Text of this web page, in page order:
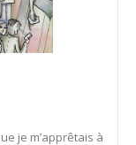
je m’apprêtais à